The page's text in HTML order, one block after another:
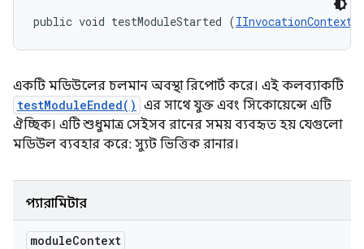
public void testModuleStarted (IInvocationContext
একটি মডিউলের চলমান অবস্থা রিপোর্ট করে। এই কলব্যাকটি
testModuleEnded() এর সাথে যুক্ত এবং সিকোয়েন্সে এটি
ঐচ্ছিক। এটি শুধুমাত্র সেইসব রানের সময় ব্যবহৃত হয় যেগুলো
মডিউল ব্যবহার করে: স্যুট ভিত্তিক রানার।
প্যারামিটার
moduleContext